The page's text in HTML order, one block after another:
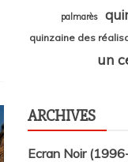
palmarès
quinzaine des
un
ARCHIVES
Ecran Noir